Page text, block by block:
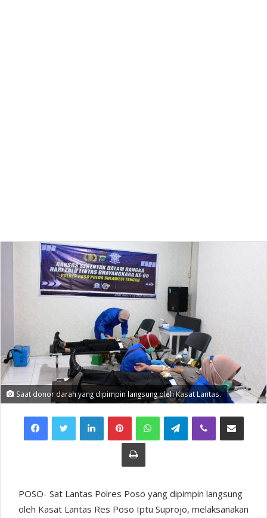
Saat donor darah yang dipimpin langsung oleh Kasat Lantas.
FacebookTwitter LinkedInPinterestWhatsAppTelegramViber Share via Email
Print
POSO- Sat Lantas Polres Poso yang dipimpin langsung
oleh Kasat Lantas Res Poso Iptu Suprojo, melaksanakan